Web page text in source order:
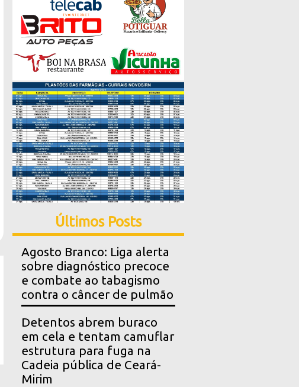
Últimos Posts
Agosto Branco: Liga alerta
sobre diagnóstico precoce
e combate ao tabagismo
contra o câncer de pulmão
Detentos abrem buraco
em cela e tentam camuflar
estrutura para fuga na
Cadeia pública de Ceará-
Mirim